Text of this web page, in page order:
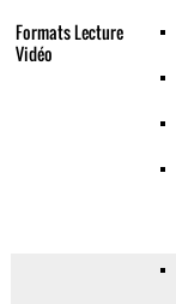
Formats Lecture
Vidéo